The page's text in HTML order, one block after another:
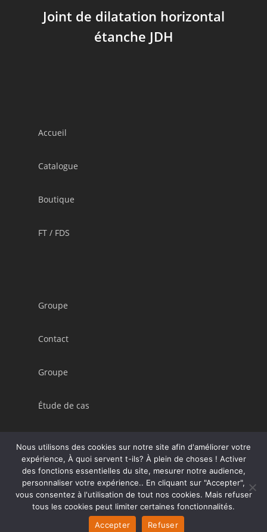
Joint de dilatation horizontal
étanche JDH
Accueil
Catalogue
Boutique
FT / FDS
Groupe
Contact
Groupe
Étude de cas
Conditions Générales de Vente (CGV)
Copyright 2026 © Groupe Accprobat
Nous utilisons des cookies sur notre site afin d'améliorer votre
expérience, À quoi servent t-ils? À plein de choses ! Activer
des fonctions essentielles du site, mesurer notre audience,
personnaliser votre expérience.. En cliquant sur "Accepter",
vous consentez à l'utilisation de tout nos cookies. Mais refuser
tous les cookies peut limiter certaines fonctionnalités.
Accepter
Refuser